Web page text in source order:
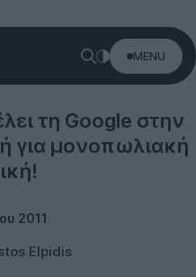
MENU
τη Google στην
για μονοπωλιακή
2011
Elpidis